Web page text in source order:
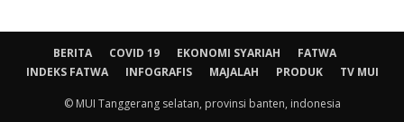
BERITA COVID 19 EKONOMI SYARIAH
FATWA
INDEKS FATWA
INFOGRAFIS MAJALAH PRODUK TV MUI
© MUI Tanggerang selatan, provinsi banten, indonesia